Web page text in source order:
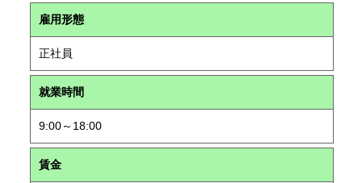
雇用形態
正社員
就業時間
9:00～18:00
賃金